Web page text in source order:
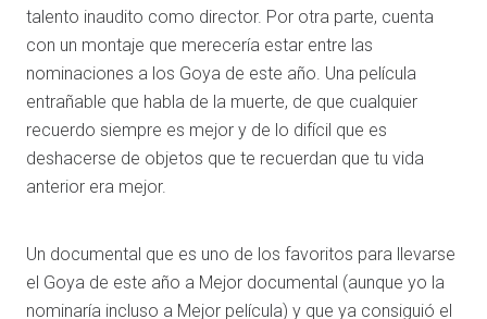
talento inaudito como director. Por otra parte, cuenta
con un montaje que merecería estar entre las
nominaciones a los Goya de este año. Una película
entrañable que habla de la muerte, de que cualquier
recuerdo siempre es mejor y de lo difícil que es
deshacerse de objetos que te recuerdan que tu vida
anterior era mejor.
Un documental que es uno de los favoritos para llevarse
el Goya de este año a Mejor documental (aunque yo la
nominaría incluso a Mejor película) y que ya consiguió el